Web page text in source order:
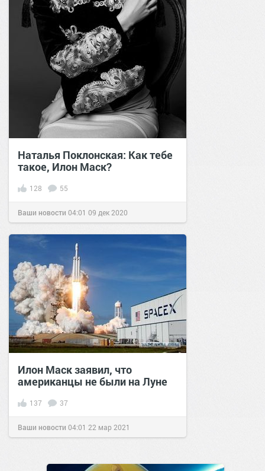
Наталья Поклонская: Как тебе
такое, Илон Маск?
128 55
Ваши новости 04:01 09 дек 2020
Илон Маск заявил, что
американцы не были на Луне
137 37
Ваши новости 04:01 22 мар 2021